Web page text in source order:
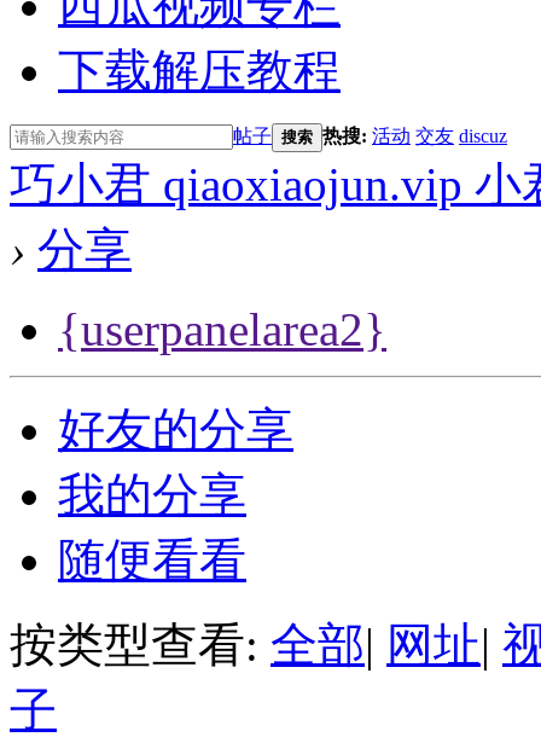
下载解压教程
帖子 搜索 热搜: 活动 交友 discuz
巧小君 qiaoxiaojun.vip
› 分享
{userpanelarea2}
好友的分享
我的分享
随便看看
按类型查看: 全部| 网址|
子